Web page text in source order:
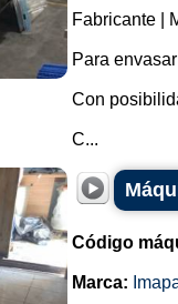
Fabricante |
Para
Con
C...
Código
Marca: